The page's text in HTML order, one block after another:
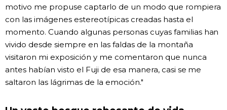
motivo me propuse captarlo de un modo que rompiera
con las imágenes estereotípicas creadas hasta el
momento. Cuando algunas personas cuyas familias han
vivido desde siempre en las faldas de la montaña
visitaron mi exposición y me comentaron que nunca
antes habían visto el Fuji de esa manera, casi se me
saltaron las lágrimas de la emoción."